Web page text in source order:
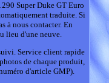
Super Duke GT Euro
traduite. Si
à nous contacter. En
lieu d'une neuve.
Service client rapide
de chaque produit,
d'article GMP).